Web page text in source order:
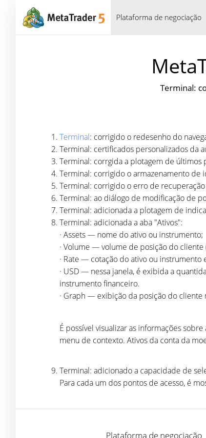
Plataforma de negociação
Terminal:
Terminal: corrigido o redesenho do
Terminal: certificados personalizados da
Terminal: corrgida a plotagem de últimos
Terminal: corrigido o armazenamento de
Terminal: corrigido o erro de
Terminal: ao diálogo de modificação de
Terminal: adicionada a plotagem de
Terminal: adicionada a aba "Ativos":
· Assets — nome do ativo ou instrumento;
· Volume — volume de posição do
· Rate — cotação do ativo ou
· USD — nessa janela, é exibida a
instrumento financeiro.
· Graph — exibição da posição do cliente
É possível visualizar as informações
menu de contexto. Ativos da conta da
Terminal: adicionado a capacidade de
Para cada um dos pontos de acesso, é
Plataforma de negociação